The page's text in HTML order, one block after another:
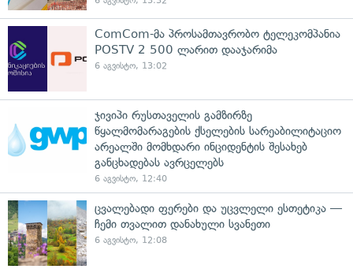
ComCom-მა პროსამთავრობო ტელეკომპანია
POSTV 2 500 ლარით დააჯარიმა
6 აგვისტო, 13:02
ჯივიპი რუსთაველის გამზირზე
წყალმომარაგების ქსელების სარეაბილიტაციო
არეალში მომხდარი ინციდენტის შესახებ
განცხადებას ავრცელებს
6 აგვისტო, 12:40
ცვალებადი ფერები და უცვლელი ესთეტიკა —
ჩემი თვალით დანახული სვანეთი
6 აგვისტო, 12:08